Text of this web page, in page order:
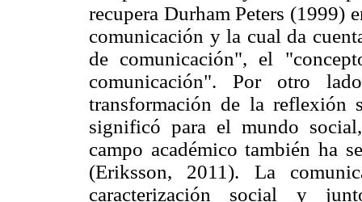
recupera Durham Peters (1999)
comunicación y la cual da
de comunicación", el
comunicación". Por otro
transformación de la reflexión
significó para el mundo
campo académico también ha
(Eriksson, 2011). La
caracterización social y